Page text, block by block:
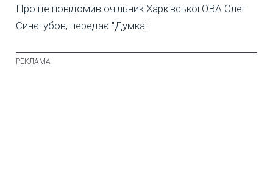
Про це повідомив очільник Харківської ОВА Олег
Синєгубов, передає "Думка".